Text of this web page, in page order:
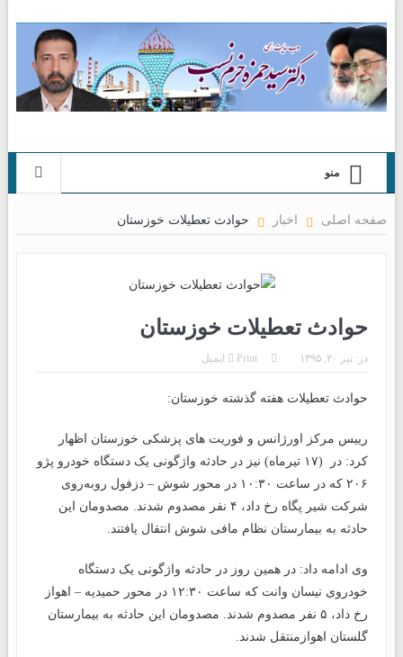
منو
صفحه اصلی اخبار حوادث تعطیلات خوزستان
حوادث تعطیلات خوزستان
در: تیر ۲۰, ۱۳۹۵ Print ایمیل
حوادث تعطیلات هفته‌ گذشته خوزستان:
رییس مرکز اورژانس و فوریت های پزشکی خوزستان اظهار
کرد: در (۱۷ تیرماه) نیز در حادثه واژگونی یک دستگاه خودرو پژو
۲۰۶ که در ساعت ۱۰:۳۰ در محور شوش – دزفول روبه‌روی
شرکت شیر پگاه رخ داد، ۴ نفر مصدوم شدند. مصدومان این
حادثه به بیمارستان نظام مافی شوش انتقال یافتند.
وی ادامه داد: در همین روز در حادثه واژگونی یک دستگاه
خودروی نیسان وانت که ساعت ۱۲:۳۰ در محور حمیدیه – اهواز
رخ داد، ۵ نفر مصدوم شدند. مصدومان این حادثه به بیمارستان
گلستان اهوازمنتقل شدند.